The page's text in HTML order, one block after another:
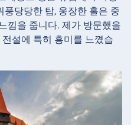
풍당당한 탑, 웅장한 홀은 중
낌을 줍니다. 제가 방문했을
설에 특히 흥미를 느꼈습